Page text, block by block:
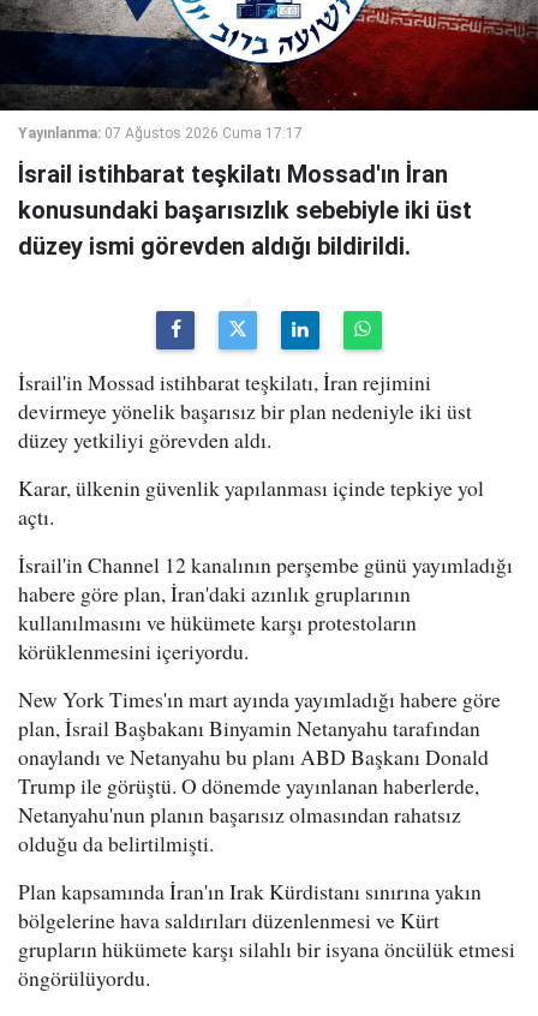
Yayınlanma: 07 Ağustos 2026 Cuma 17:17
İsrail istihbarat teşkilatı Mossad'ın İran
konusundaki başarısızlık sebebiyle iki üst
düzey ismi görevden aldığı bildirildi.
İsrail'in Mossad istihbarat teşkilatı, İran rejimini
devirmeye yönelik başarısız bir plan nedeniyle iki üst
düzey yetkiliyi görevden aldı.
Karar, ülkenin güvenlik yapılanması içinde tepkiye yol
açtı.
İsrail'in Channel 12 kanalının perşembe günü yayımladığı
habere göre plan, İran'daki azınlık gruplarının
kullanılmasını ve hükümete karşı protestoların
körüklenmesini içeriyordu.
New York Times'ın mart ayında yayımladığı habere göre
plan, İsrail Başbakanı Binyamin Netanyahu tarafından
onaylandı ve Netanyahu bu planı ABD Başkanı Donald
Trump ile görüştü. O dönemde yayınlanan haberlerde,
Netanyahu'nun planın başarısız olmasından rahatsız
olduğu da belirtilmişti.
Plan kapsamında İran'ın Irak Kürdistanı sınırına yakın
bölgelerine hava saldırıları düzenlenmesi ve Kürt
grupların hükümete karşı silahlı bir isyana öncülük etmesi
öngörülüyordu.